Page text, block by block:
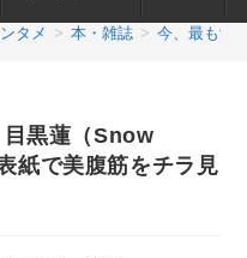
タメ > 本・雑誌 > 今、最も愛
黒蓮（Snow
紙で美腹筋をチラ見